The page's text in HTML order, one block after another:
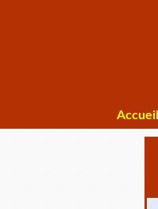
Accueil